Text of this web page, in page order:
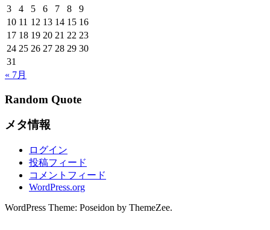
3
4 5 6 7 8
9
10 11 12 13 14 15 16
17 18 19 20 21 22 23
24 25 26 27 28 29 30
31
« 7月
Random Quote
メタ情報
ログイン
投稿フィード
コメントフィード
WordPress.org
WordPress Theme: Poseidon by ThemeZee.